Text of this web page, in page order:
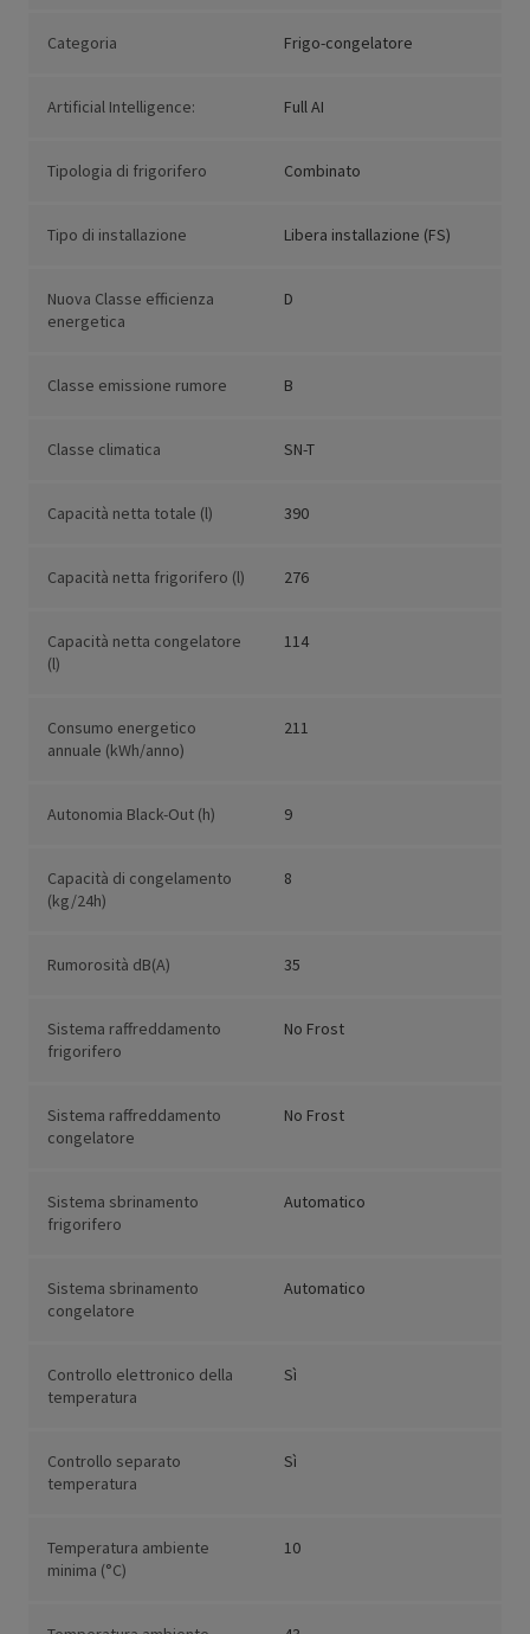
Categoria Frigo-congelatore
Artificial Intelligence: Full AI
Tipologia di frigorifero Combinato
Tipo di installazione Libera installazione (FS)
Nuova Classe efficienza
energetica
D
Classe emissione rumore B
Classe climatica SN-T
Capacità netta totale (l) 390
Capacità netta frigorifero (l) 276
Capacità netta congelatore
(l)
114
Consumo energetico
annuale (kWh/anno)
211
Autonomia Black-Out (h) 9
Capacità di congelamento
(kg/24h)
8
Rumorosità dB(A) 35
Sistema raffreddamento
frigorifero
No Frost
Sistema raffreddamento
congelatore
No Frost
Sistema sbrinamento
frigorifero
Automatico
Sistema sbrinamento
congelatore
Automatico
Controllo elettronico della
temperatura
Sì
Controllo separato
temperatura
Sì
Temperatura ambiente
minima (°C)
10